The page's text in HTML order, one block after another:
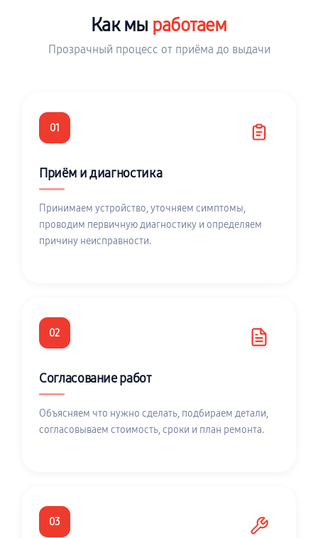
Как мы работаем
Прозрачный процесс от приёма до выдачи
01
Приём и диагностика
Принимаем устройство, уточняем симптомы,
проводим первичную диагностику и определяем
причину неисправности.
02
Согласование работ
Объясняем что нужно сделать, подбираем детали,
согласовываем стоимость, сроки и план ремонта.
03